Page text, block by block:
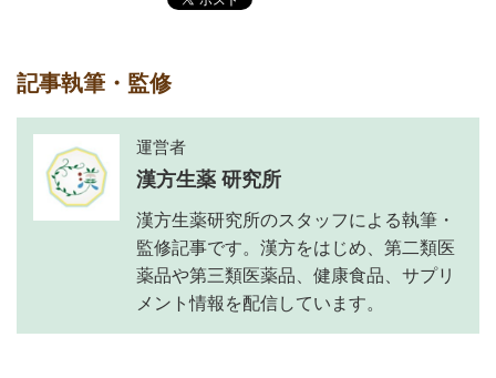
記事執筆・監修
運営者
漢方生薬 研究所
漢方生薬研究所のスタッフによる執筆・
監修記事です。漢方をはじめ、第二類医
薬品や第三類医薬品、健康食品、サプリ
メント情報を配信しています。